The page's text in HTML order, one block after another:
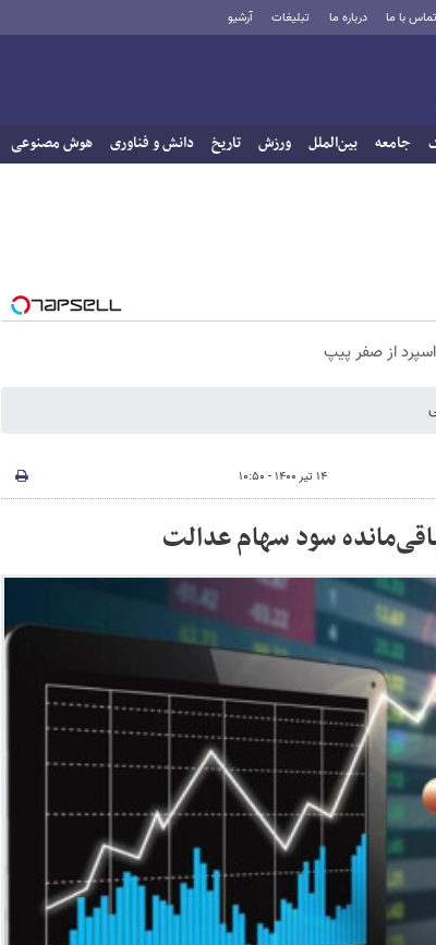
تماس با ما درباره ما تبلیغات آرشیو
جامعه بین‌الملل ورزش تاریخ دانش و فناوری هوش مصنوعی
۱۴ تیر ۱۴۰۰ - ۱۰:۵۰
سود سهام عدالت